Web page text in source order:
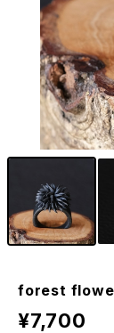
forest
¥7,700